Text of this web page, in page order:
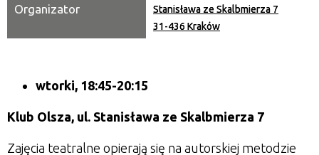
Organizator
Stanisława ze Skalbmierza 7
31-436 Kraków
wtorki, 18:45-20:15
Klub Olsza, ul. Stanisława ze Skalbmierza 7
Zajęcia teatralne opierają się na autorskiej metodzie